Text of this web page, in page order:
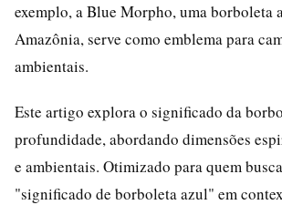
exemplo, a Blue Morpho, uma borboleta
Amazônia, serve como emblema para
ambientais.
Este artigo explora o significado da
profundidade, abordando dimensões
e ambientais. Otimizado para quem
"significado de borboleta azul" em